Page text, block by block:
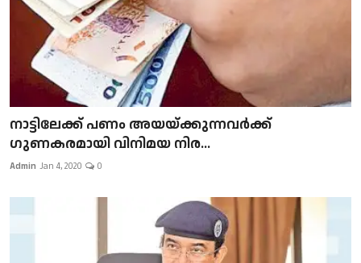
നാട്ടിലേക്ക് പണം അയയ്ക്കുന്നവർക്ക്
ഗുണകരമായി വിനിമയ നിര...
Admin Jan 4, 2020 0